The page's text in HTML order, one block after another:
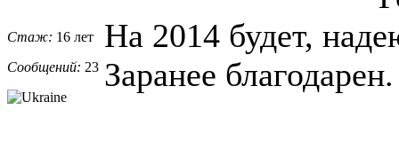
Стаж: 16 лет
Сообщений: 23
На 2014 будет,
Заранее благодарен.